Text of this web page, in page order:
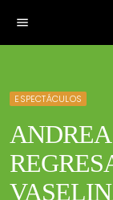
menu
ESPECTÁCULOS